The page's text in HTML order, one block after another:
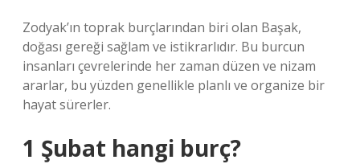
Zodyak’ın toprak burçlarından biri olan Başak,
doğası gereği sağlam ve istikrarlıdır. Bu burcun
insanları çevrelerinde her zaman düzen ve nizam
ararlar, bu yüzden genellikle planlı ve organize bir
hayat sürerler.
1 Şubat hangi burç?